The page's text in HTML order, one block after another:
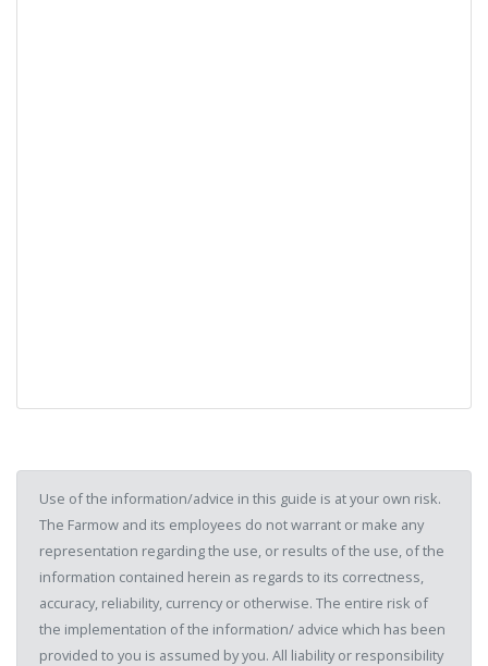
Use of the information/advice in this guide is at your own risk.
The Farmow and its employees do not warrant or make any
representation regarding the use, or results of the use, of the
information contained herein as regards to its correctness,
accuracy, reliability, currency or otherwise. The entire risk of
the implementation of the information/ advice which has been
provided to you is assumed by you. All liability or responsibility